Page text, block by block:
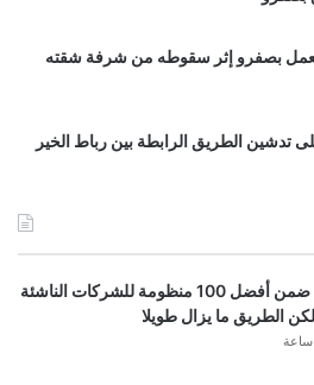
بصفرو إثر سقوطه من شرفة شقته
الطريق الرابطة بين رباط الخير
المغرب ضمن أفضل 100 منظومة للشركات الناشئة
لكن الطريق ما يزال طويلا